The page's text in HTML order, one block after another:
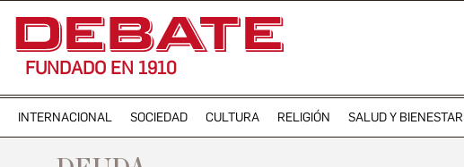
FUNDADO EN 1910
INTERNACIONAL SOCIEDAD CULTURA RELIGIÓN SALUD Y BIENESTAR